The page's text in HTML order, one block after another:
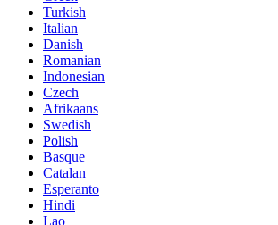
Turkish
Italian
Danish
Romanian
Indonesian
Czech
Afrikaans
Swedish
Polish
Basque
Catalan
Esperanto
Hindi
Lao